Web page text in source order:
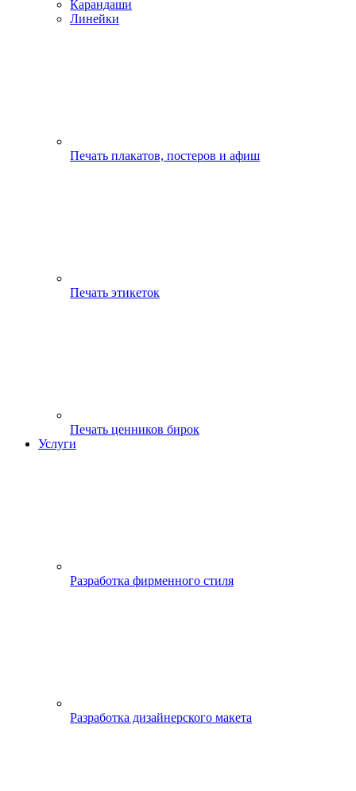
Карандаши
Линейки
Печать плакатов, постеров и афиш
Печать этикеток
Печать ценников бирок
Услуги
Разработка фирменного стиля
Разработка дизайнерского макета